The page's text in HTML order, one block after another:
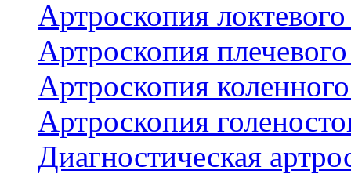
Артроскопия
Артроскопия
Артроскопия
Артроскопия
Диагностическая